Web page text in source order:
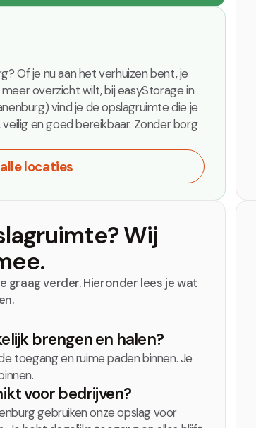
Of je nu aan het verhuizen bent, je
overzicht wilt, bij easyStorage in
vind je de opslagruimte die je
en goed bereikbaar. Zonder borg
locaties
Wij
graag verder. Hieronder lees je wat
brengen en halen?
toegang en ruime paden binnen. Je
voor bedrijven?
gebruiken onze opslag voor